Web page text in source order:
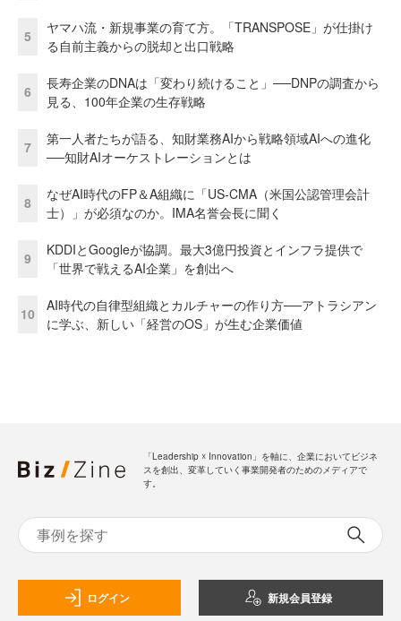
5
ヤマハ流・新規事業の育て方。「TRANSPOSE」が仕掛け
る自前主義からの脱却と出口戦略
6
長寿企業のDNAは「変わり続けること」──DNPの調査から
見る、100年企業の生存戦略
7
第一人者たちが語る、知財業務AIから戦略領域AIへの進化
──知財AIオーケストレーションとは
8
なぜAI時代のFP＆A組織に「US-CMA（米国公認管理会計
士）」が必須なのか。IMA名誉会長に聞く
9
KDDIとGoogleが協調。最大3億円投資とインフラ提供で
「世界で戦えるAI企業」を創出へ
10
AI時代の自律型組織とカルチャーの作り方──アトラシアン
に学ぶ、新しい「経営のOS」が生む企業価値
「Leadership ☓ Innovation」を軸に、企業においてビジネ
スを創出、変革していく事業開発者のためのメディアで
す。
ログイン 新規会員登録